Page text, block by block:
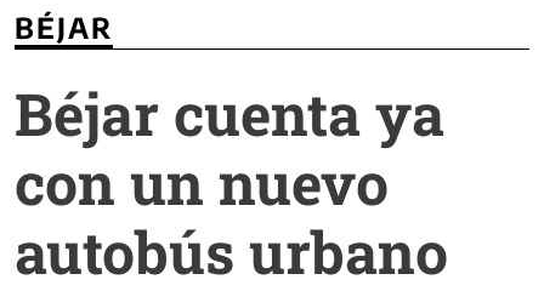
BÉJAR
Béjar cuenta ya
con un nuevo
autobús urbano